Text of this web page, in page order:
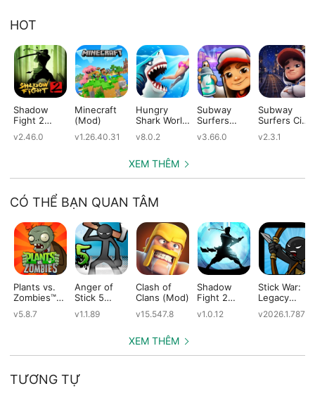
HOT
Shadow
Fight 2
v2.46.0
Minecraft
(Mod)
v1.26.40.31
Hungry
Shark World
v8.0.2
Subway
Surfers
v3.66.0
Subway
Surfers City
v2.3.1
XEM THÊM
CÓ THỂ BẠN QUAN TÂM
Plants vs.
Zombies™
v5.8.7
Anger of
Stick 5
v1.1.89
Clash of
Clans (Mod)
v15.547.8
Shadow
Fight 2
Edition
v1.0.12
Stick War:
Legacy
v2026.1.787
XEM THÊM
TƯƠNG TỰ